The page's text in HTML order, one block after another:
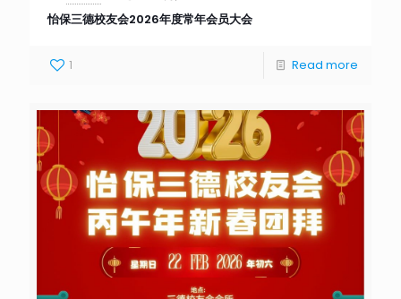
怡保三德校友会2026年度常年会员大会
1 Read more